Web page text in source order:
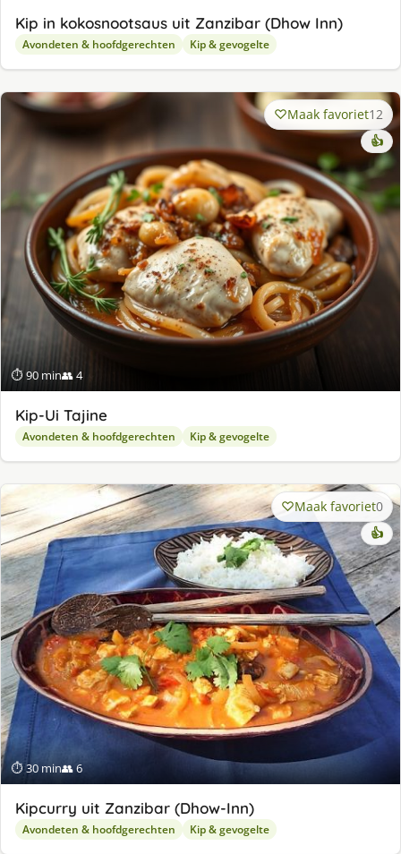
Kip in kokosnootsaus uit Zanzibar (Dhow Inn)
Avondeten & hoofdgerechten Kip & gevogelte
⏱ 90 min👥 4
Maak favoriet12
👍
Kip-Ui Tajine
Avondeten & hoofdgerechten Kip & gevogelte
⏱ 30 min👥 6
Maak favoriet0
👍
Kipcurry uit Zanzibar (Dhow-Inn)
Avondeten & hoofdgerechten Kip & gevogelte